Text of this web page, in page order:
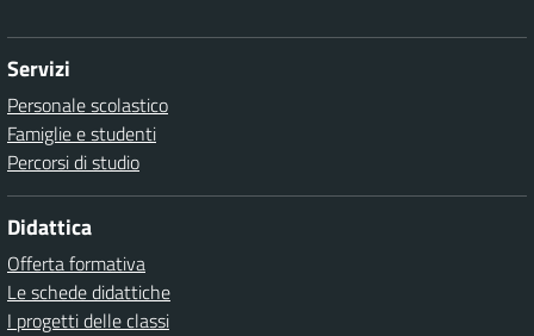
Servizi
Personale scolastico
Famiglie e studenti
Percorsi di studio
Didattica
Offerta formativa
Le schede didattiche
I progetti delle classi